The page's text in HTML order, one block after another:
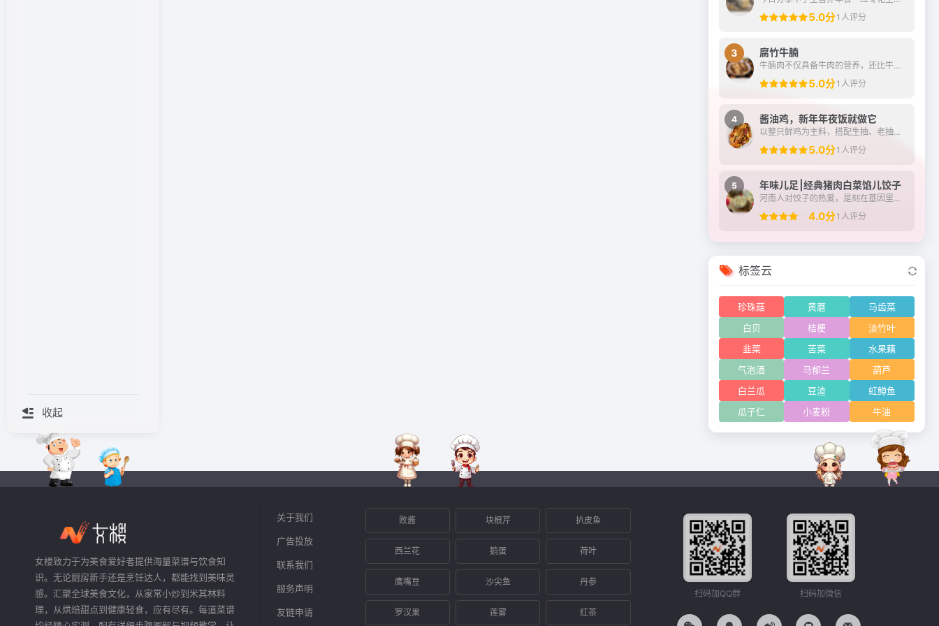
收起
5.0分1人评分
3 腐竹牛腩
牛腩肉不仅具备牛肉的营养，还比牛肉的口感更好，牛腩的筋膜多，炖煮之后更容易吸收汤汁的香味，跟腐竹组合相得益彰，互相补充，腐竹中也可以充分吸饱牛腩的汤汁，多吃不仅能...
5.0分1人评分
4 酱油鸡，新年年夜饭就做它
以整只鲜鸡为主料，搭配生抽、老抽、冰糖及姜葱等调料制成。
5.0分1人评分
5 年味儿足⎮经典猪肉白菜馅儿饺子
河南人对饺子的热爱，是刻在基因里的家乡味、团圆的仪式感……平常宴客节气，民俗节日都会包饺子（不只是吃饺子，但是必不可少）大年三十“守岁”吃，初一早晨吃，取“更岁交...
4.0分1人评分
标签云
珍珠菇 黄蘑
马齿菜
白贝
桔梗
淡竹叶
韭菜
苦菜
水果藕
气泡酒
马郁兰
葫芦
白兰瓜
豆渣
虹鳟鱼
瓜子仁
小麦粉 牛油
女楼致力于为美食爱好者提供海量菜谱与饮食知
识。无论厨房新手还是烹饪达人，都能找到美味灵
感。汇聚全球美食文化，从家常小炒到米其林料
理，从烘焙甜点到健康轻食，应有尽有。每道菜谱
关于我们
广告投放
联系我们
服务声明
友链申请
败酱 块根芹 扒皮鱼
西兰花 鹅蛋 荷叶
鹰嘴豆 沙尖鱼 丹参
罗汉果 莲雾 红茶
扫码加QQ群 扫码加微信